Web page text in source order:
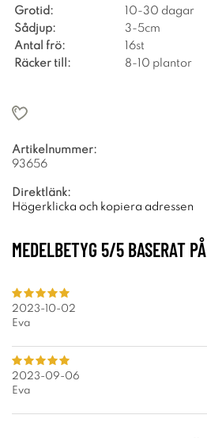
Grotid:
10-30 dagar
Sådjup:
3-5cm
Antal frö:
16st
Räcker till:
8-10 plantor
Artikelnummer:
93656
Direktlänk:
Högerklicka och kopiera adressen
MEDELBETYG 5/5 BASERAT PÅ
2023-10-02
Eva
2023-09-06
Eva